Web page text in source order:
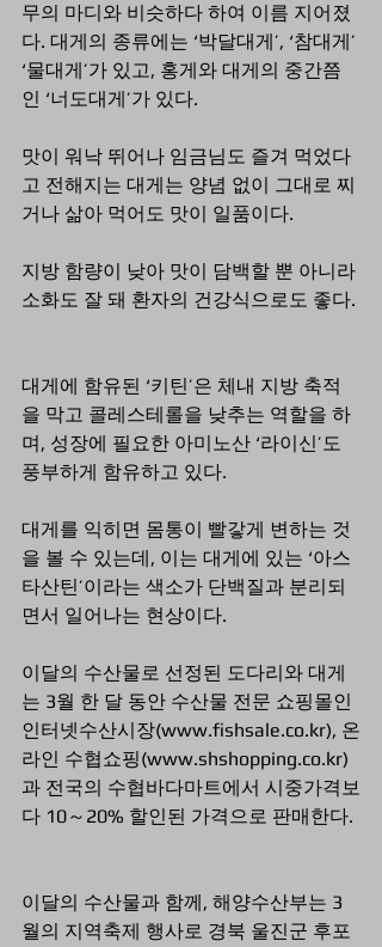
무의 마디와 비슷하다 하여 이름 지어졌
다. 대게의 종류에는 ‘박달대게’, ‘참대게’
‘물대게’가 있고, 홍게와 대게의 중간쯤
인 ‘너도대게’가 있다.
맛이 워낙 뛰어나 임금님도 즐겨 먹었다
고 전해지는 대게는 양념 없이 그대로 찌
거나 삶아 먹어도 맛이 일품이다.
지방 함량이 낮아 맛이 담백할 뿐 아니라
소화도 잘 돼 환자의 건강식으로도 좋다.
대게에 함유된 ‘키틴’은 체내 지방 축적
을 막고 콜레스테롤을 낮추는 역할을 하
며, 성장에 필요한 아미노산 ‘라이신’도
풍부하게 함유하고 있다.
대게를 익히면 몸통이 빨갛게 변하는 것
을 볼 수 있는데, 이는 대게에 있는 ‘아스
타산틴’이라는 색소가 단백질과 분리되
면서 일어나는 현상이다.
이달의 수산물로 선정된 도다리와 대게
는 3월 한 달 동안 수산물 전문 쇼핑몰인
인터넷수산시장(www.fishsale.co.kr), 온
라인 수협쇼핑(www.shshopping.co.kr)
과 전국의 수협바다마트에서 시중가격보
다 10～20% 할인된 가격으로 판매한다.
이달의 수산물과 함께, 해양수산부는 3
월의 지역축제 행사로 경북 울진군 후포